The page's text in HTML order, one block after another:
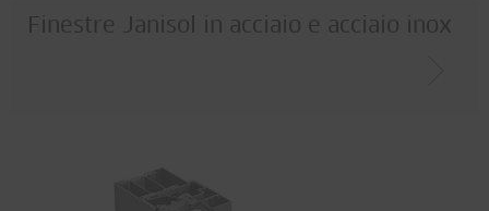
Finestre Janisol in acciaio e acciaio inox